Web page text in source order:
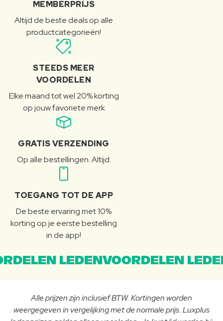
MEMBERPRIJS
Altijd de beste deals op alle
productcategorieën!
STEEDS MEER
VOORDELEN
Elke maand tot wel 20% korting
op jouw favoriete merk
GRATIS VERZENDING
Op alle bestellingen. Altijd.
TOEGANG TOT DE APP
De beste ervaring met 10%
korting op je eerste bestelling
in de app!
LEDENVOORDELEN
Alle prijzen zijn inclusief BTW. Kortingen worden
weergegeven in vergelijking met de normale prijs. Luxplus